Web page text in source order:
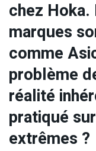
chez Hoka.
marques
comme
problème
réalité
pratiqué
extrêmes ?